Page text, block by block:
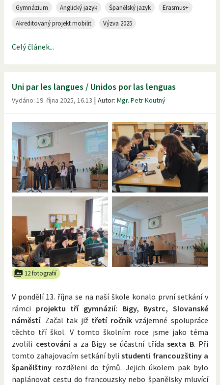
Gymnázium Anglický jazyk Španělský jazyk
Erasmus+
Akreditovaný projekt mobilit
Výzva 2025
Celý článek...
Uni par les langues / Unidos por las lenguas
Vydáno: 19. října 2025, 16.13 | Autor: Mgr. Petr Koutný
12 fotografií
V pondělí 13. října se na naší škole konalo první setkání v
rámci projektu tří gymnázií: Bigy, Bystrc, Slovanské
náměstí. Začal tak již třetí ročníkvzájemné spolupráce
těchto tří škol. V tomto školním roce jsme jako téma
zvolili cestování a za Bigy se účastní třída sexta B. Při
tomto zahajovacím setkání bylistudenti francouzštiny a
španělštiny rozděleni do týmů. Jejich úkolem pak bylo
naplánovat cestu do francouzsky nebo španělsky mluvící